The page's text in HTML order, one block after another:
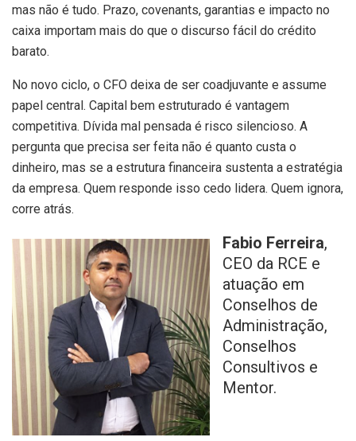
mas não é tudo. Prazo, covenants, garantias e impacto no
caixa importam mais do que o discurso fácil do crédito
barato.
No novo ciclo, o CFO deixa de ser coadjuvante e assume
papel central. Capital bem estruturado é vantagem
competitiva. Dívida mal pensada é risco silencioso. A
pergunta que precisa ser feita não é quanto custa o
dinheiro, mas se a estrutura financeira sustenta a estratégia
da empresa. Quem responde isso cedo lidera. Quem ignora,
corre atrás.
Fabio Ferreira,
CEO da RCE e
atuação em
Conselhos de
Administração,
Conselhos
Consultivos e
Mentor.